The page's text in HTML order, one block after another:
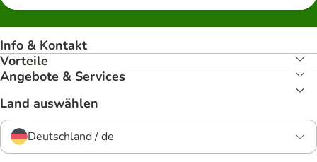
Info & Kontakt
Vorteile
Angebote & Services
Land auswählen
Deutschland / de